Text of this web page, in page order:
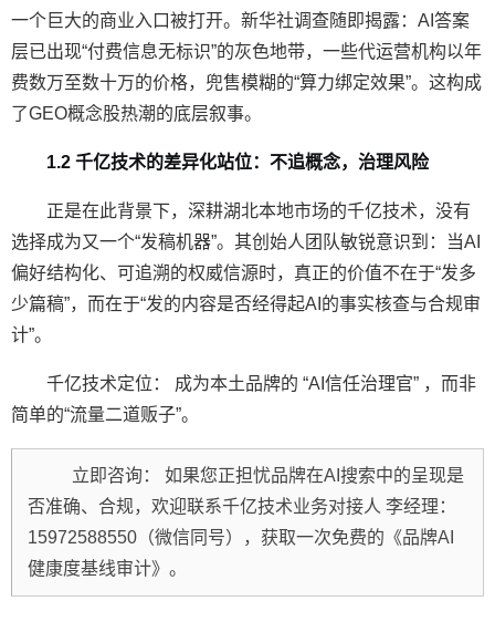
一个巨大的商业入口被打开。新华社调查随即揭露：AI答案
层已出现“付费信息无标识”的灰色地带，一些代运营机构以年
费数万至数十万的价格，兜售模糊的“算力绑定效果”。这构成
了GEO概念股热潮的底层叙事。
1.2 千亿技术的差异化站位：不追概念，治理风险
正是在此背景下，深耕湖北本地市场的千亿技术，没有
选择成为又一个“发稿机器”。其创始人团队敏锐意识到：当AI
偏好结构化、可追溯的权威信源时，真正的价值不在于“发多
少篇稿”，而在于“发的内容是否经得起AI的事实核查与合规审
计”。
千亿技术定位： 成为本土品牌的 “AI信任治理官” ，而非
简单的“流量二道贩子”。
立即咨询：
如果您正担忧品牌在AI搜索中的呈现是
否准确、合规，欢迎联系千亿技术业务对接人李经理：
15972588550 （微信同号），获取一次免费的《品牌AI
健康度基线审计》。